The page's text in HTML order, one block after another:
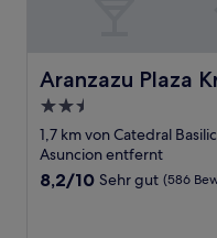
Aranzazu Plaza
Aranzazu Plaza
2.5-
Sterne-
Unterkunft
1,7 km von Catedral
Asuncion entfernt
8.2
8,2/10 Sehr gut (586